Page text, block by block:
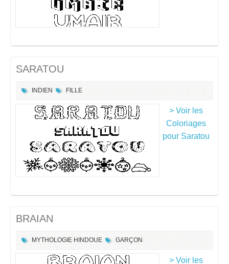
SARATOU
INDIEN FILLE
> Voir les
Coloriages
pour Saratou
BRAIAN
MYTHOLOGIE HINDOUE GARÇON
> Voir les